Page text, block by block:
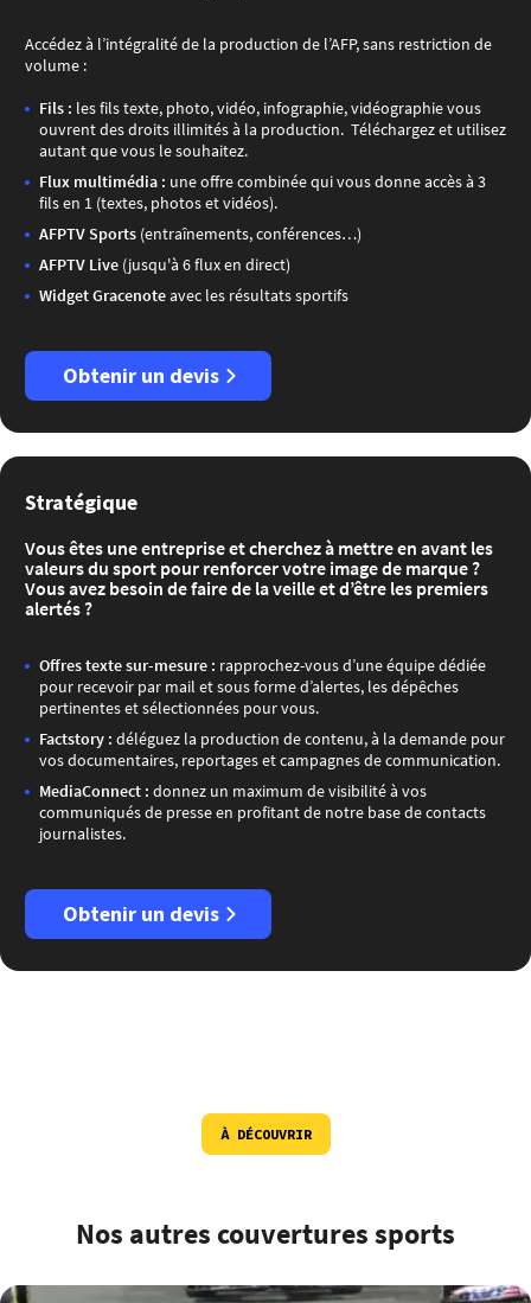
Accédez à l’intégralité de la production de l’AFP, sans restriction de
volume :
​Fils : les fils texte, photo, vidéo, infographie, vidéographie vous
ouvrent des droits illimités à la production. Téléchargez et utilisez
autant que vous le souhaitez.
Flux multimédia : une offre combinée qui vous donne accès à 3
fils en 1 (textes, photos et vidéos).​
AFPTV Sports (entraînements, conférences…)​
AFPTV Live (jusqu'à 6 flux en direct)​
Widget Gracenoteavec les résultats sportifs​
Obtenir un devis
Stratégique
Vous êtes une entreprise et cherchez à mettre en avant les
valeurs du sport pour renforcer votre image de marque ?
Vous avez besoin de faire de la veille et d’être les premiers
alertés ?
Offres texte sur-mesure : rapprochez-vous d’une équipe dédiée
pour recevoir par mail et sous forme d’alertes, les dépêches
pertinentes et sélectionnées pour vous​.
Factstory : déléguez la production de contenu, à la demande pour
vos documentaires, reportages et campagnes de communication.
MediaConnect : donnez un maximum de visibilité à vos
communiqués de presse en profitant de notre base de contacts
journalistes.
Obtenir un devis
À DÉCOUVRIR
Nos autres couvertures sports